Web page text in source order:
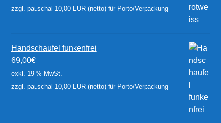
zzgl. pauschal 10,00 EUR (netto) für Porto/Verpackung
Handschaufel funkenfrei
69,00€
exkl. 19 % MwSt.
zzgl. pauschal 10,00 EUR (netto) für Porto/Verpackung